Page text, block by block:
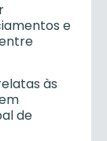
e
às
de